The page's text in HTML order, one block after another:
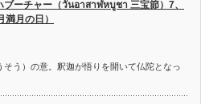
ブーチャー（วันอาสาฬหบูชา 三宝節）7、
月の日）
う）の意。釈迦が悟りを開いて仏陀となっ